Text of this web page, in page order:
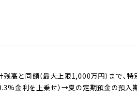
高と同額（最大上限1,000万円）まで、特
金利を上乗せ）→夏の定期預金の預入